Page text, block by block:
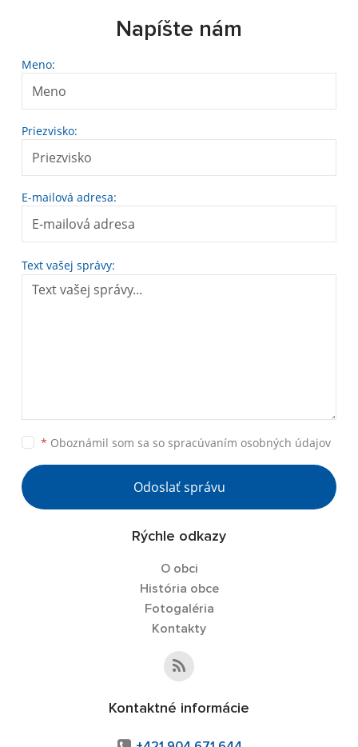
Napíšte nám
Meno:
Priezvisko:
E-mailová adresa:
Text vašej správy:
* Oboznámil som sa so spracúvaním osobných údajov
Odoslať správu
Rýchle odkazy
O obci
História obce
Fotogaléria
Kontakty
Kontaktné informácie